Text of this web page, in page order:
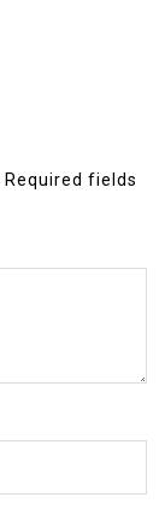
Required fields